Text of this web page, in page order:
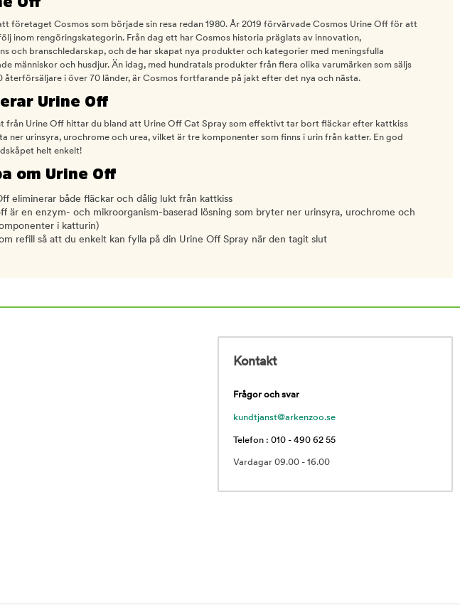
företaget Cosmos som började sin resa redan 1980. År 2019 förvärvade Cosmos Urine Off för att
inom rengöringskategorin. Från dag ett har Cosmos historia präglats av innovation,
och branschledarskap, och de har skapat nya produkter och kategorier med meningsfulla
människor och husdjur. Än idag, med hundratals produkter från flera olika varumärken som säljs
återförsäljare i över 70 länder, är Cosmos fortfarande på jakt efter det nya och nästa.
Urine Off
från Urine Off hittar du bland att Urine Off Cat Spray som effektivt tar bort fläckar efter kattkiss
ner urinsyra, urochrome och urea, vilket är tre komponenter som finns i urin från katter. En god
helt enkelt!
om Urine Off
eliminerar både fläckar och dålig lukt från kattkiss
är en enzym- och mikroorganism-baserad lösning som bryter ner urinsyra, urochrome och
i katturin)
refill så att du enkelt kan fylla på din Urine Off Spray när den tagit slut
Kontakt
Frågor och svar
kundtjanst@arkenzoo.se
Telefon : 010 - 490 62 55
Vardagar 09.00 - 16.00